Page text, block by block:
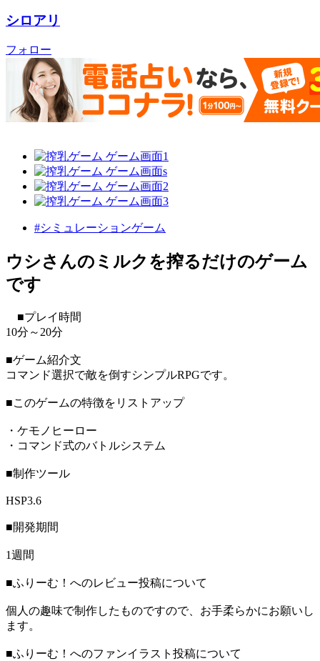
シロアリ
フォロー
#シミュレーションゲーム
ウシさんのミルクを搾るだけのゲーム
です
■プレイ時間
10分～20分
■ゲーム紹介文
コマンド選択で敵を倒すシンプルRPGです。
■このゲームの特徴をリストアップ
・ケモノヒーロー
・コマンド式のバトルシステム
■制作ツール
HSP3.6
■開発期間
1週間
■ふりーむ！へのレビュー投稿について
個人の趣味で制作したものですので、お手柔らかにお願いし
ます。
■ふりーむ！へのファンイラスト投稿について